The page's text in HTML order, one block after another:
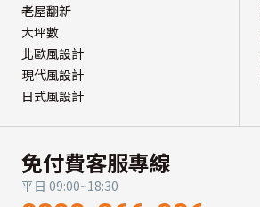
老屋翻新
大坪數
北歐風設計
現代風設計
日式風設計
免付費客服專線
平日 09:00~18:30